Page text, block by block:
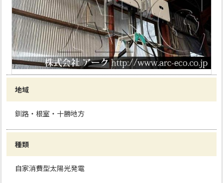
地域
釧路・根室・十勝地方
種類
自家消費型太陽光発電